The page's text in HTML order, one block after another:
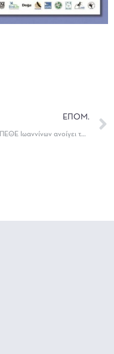
ΕΠΟΜ.
Το ΔΗΠΕΘΕ Ιωαννίνων ανοίγει τα πανιά του με τον Οδυσσεβάχ